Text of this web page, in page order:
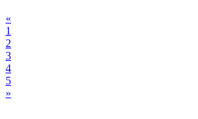
«
1
2
3
4
5
»